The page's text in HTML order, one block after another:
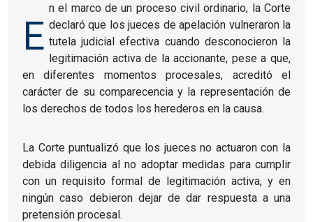
E
n el marco de un proceso civil ordinario, la Corte
declaró que los jueces de apelación vulneraron la
tutela judicial efectiva cuando desconocieron la
legitimación activa de la accionante, pese a que,
en diferentes momentos procesales, acreditó el
carácter de su comparecencia y la representación de
los derechos de todos los herederos en la causa.
La Corte puntualizó que los jueces no actuaron con la
debida diligencia al no adoptar medidas para cumplir
con un requisito formal de legitimación activa, y en
ningún caso debieron dejar de dar respuesta a una
pretensión procesal.